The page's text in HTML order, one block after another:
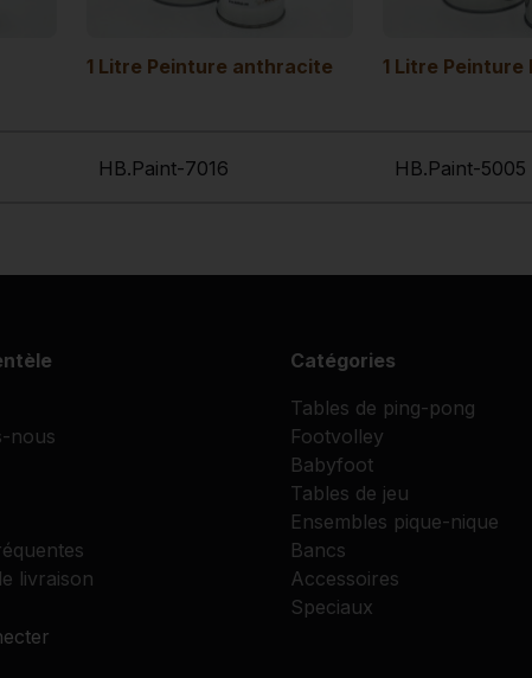
1 Litre Peinture anthracite 1 Litre Peinture
HB.Paint-7016 HB.Paint-5005
nous
livraison
Catégories
Tables de ping-pong
Footvolley
Babyfoot
Tables de jeu
Ensembles pique-nique
Bancs
Accessoires
Speciaux